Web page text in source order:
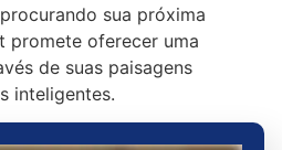
sua próxima
promete oferecer uma
de suas paisagens
inteligentes.